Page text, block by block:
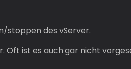
stoppen des vServer.
ist es auch gar nicht